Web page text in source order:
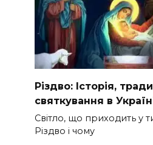
Різдво: Історія,
святкування в
Світло, що приходить у
Різдво і чому